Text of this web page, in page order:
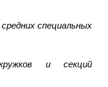
специальных
и секций